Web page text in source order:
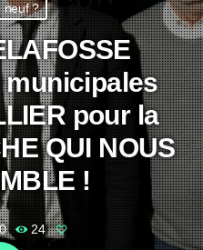
neuf ?
pour la
QUI NOUS
!
24